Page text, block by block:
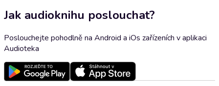
Jak audioknihu poslouchat?
Poslouchejte pohodlně na Android a iOs zařízeních v aplikaci
Audioteka